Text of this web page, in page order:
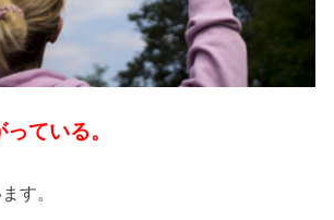
ている。
す。